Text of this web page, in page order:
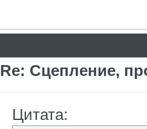
Re: Сцепление,
Цитата: